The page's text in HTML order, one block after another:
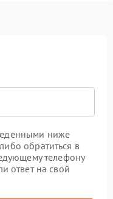
ниже
обратиться в
телефону
ответ на свой